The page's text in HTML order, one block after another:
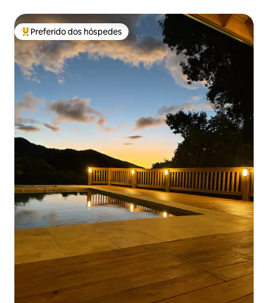
Entre os melhores preferidos dos hóspedes
Preferido dos hóspedes